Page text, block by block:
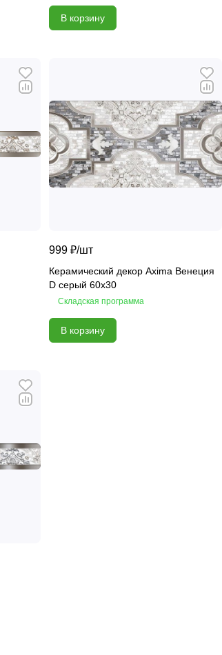
В корзину
999 ₽/шт
Керамический декор Axima Венеция
D серый 60x30
Складская программа
В корзину